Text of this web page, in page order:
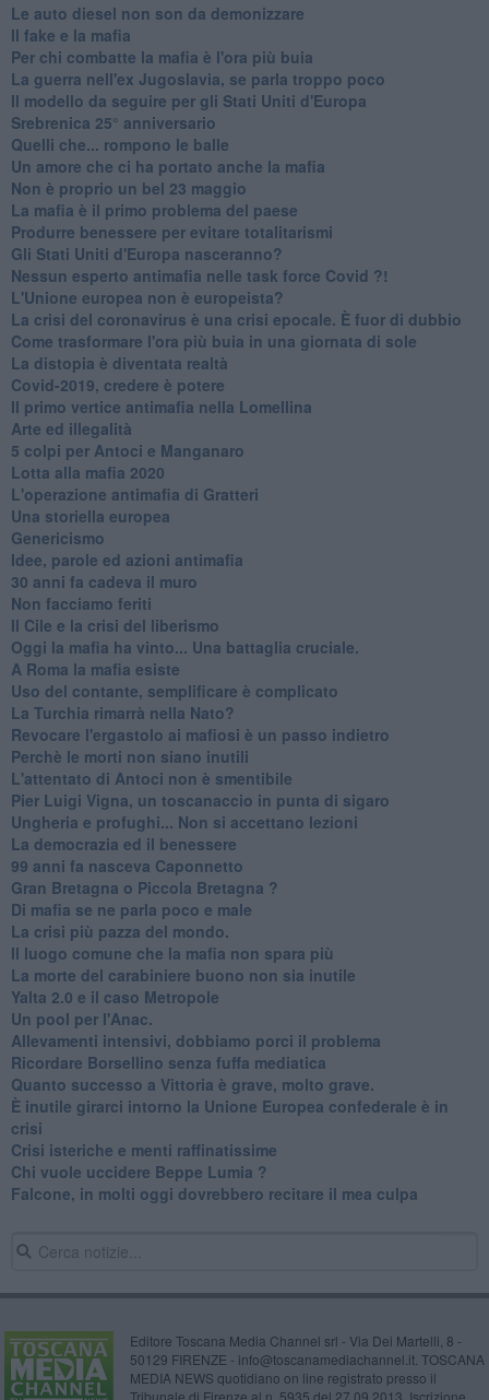
Le auto diesel non son da demonizzare
​Il fake e la mafia
Per chi combatte la mafia è l'ora più buia
La guerra nell'ex Jugoslavia, se parla troppo poco
Il modello da seguire per gli Stati Uniti d'Europa
Srebrenica 25° anniversario
Quelli che... rompono le balle
Un amore che ci ha portato anche la mafia
Non è proprio un bel 23 maggio
La mafia è il primo problema del paese
Produrre benessere per evitare totalitarismi
Gli Stati Uniti d'Europa nasceranno?
Nessun esperto antimafia nelle task force Covid ?!
L'Unione europea non è europeista?
La crisi del coronavirus è una crisi epocale. È fuor di dubbio
Come trasformare l'ora più buia in una giornata di sole
​La distopia è diventata realtà
Covid-2019, credere è potere
Il primo vertice antimafia nella Lomellina
Arte ed illegalità
​5 colpi per Antoci e Manganaro
Lotta alla mafia 2020
L'operazione antimafia di Gratteri
Una storiella europea
Genericismo
Idee, parole ed azioni antimafia
30 anni fa cadeva il muro
Non facciamo feriti
Il Cile e la crisi del liberismo
Oggi la mafia ha vinto... Una battaglia cruciale.
A Roma la mafia esiste
Uso del contante, semplificare è complicato
La Turchia rimarrà nella Nato?
Revocare l'ergastolo ai mafiosi è un passo indietro
Perchè le morti non siano inutili
L'attentato di Antoci non è smentibile
Pier Luigi Vigna, un toscanaccio in punta di sigaro
Ungheria e profughi... Non si accettano lezioni
La democrazia ed il benessere
99 anni fa nasceva Caponnetto
Gran Bretagna o Piccola Bretagna ?
Di mafia se ne parla poco e male
La crisi più pazza del mondo.
Il luogo comune che la mafia non spara più
La morte del carabiniere buono non sia inutile
Yalta 2.0 e il caso Metropole
​Un pool per l'Anac.
Allevamenti intensivi, dobbiamo porci il problema
Ricordare Borsellino senza fuffa mediatica
​Quanto successo a Vittoria è grave, molto grave.
​È inutile girarci intorno la Unione Europea confederale è in
crisi
Crisi isteriche e menti raffinatissime
Chi vuole uccidere Beppe Lumia ?
Falcone, in molti oggi dovrebbero recitare il mea culpa
Editore Toscana Media Channel srl - Via Dei Martelli, 8 -
50129 FIRENZE - info@toscanamediachannel.it. TOSCANA
MEDIA NEWS quotidiano on line registrato presso il
Tribunale di Firenze al n. 5935 del 27.09.2013. Iscrizione